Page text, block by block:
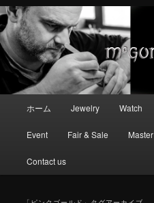
へ
移
動
移
動
ュ
ホーム Jewelry Watch
Event Fair & Sale Master
Contact us